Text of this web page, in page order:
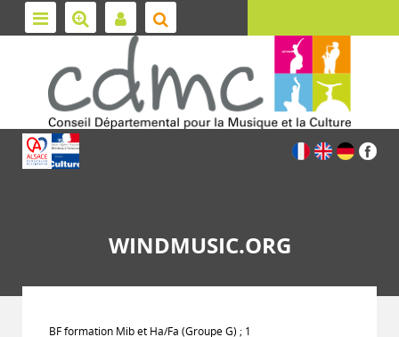
WINDMUSIC.ORG
BF formation Mib et Ha/Fa (Groupe G) ; 1